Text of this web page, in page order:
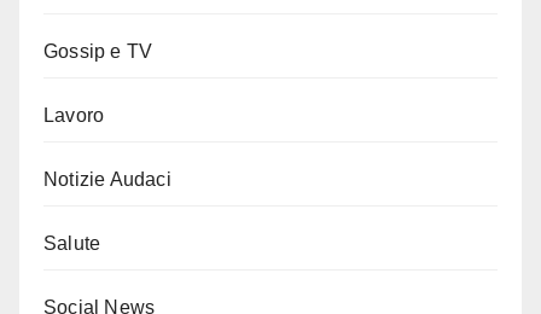
Gossip e TV
Lavoro
Notizie Audaci
Salute
Social News